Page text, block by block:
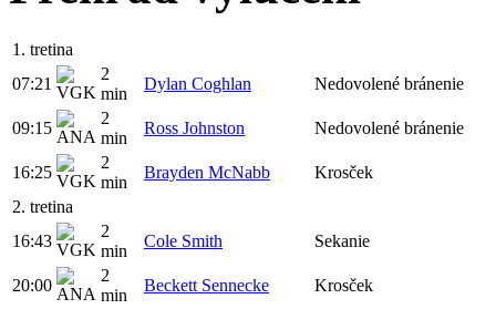
1. tretina
07:21
2
min
Dylan Coghlan Nedovolené bránenie
09:15
2
min
Ross Johnston Nedovolené bránenie
16:25
2
min
Brayden McNabb
Krosček
2. tretina
16:43
2
min
Cole Smith Sekanie
20:00
2
min
Beckett Sennecke
Krosček